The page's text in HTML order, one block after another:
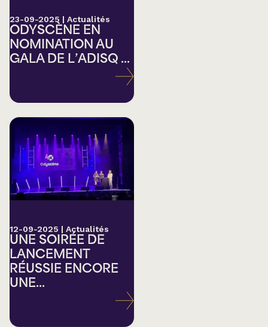
23-09-2025 | Actualités
ODYSCÈNE EN
NOMINATION AU
GALA DE L’ADISQ ...
12-09-2025 | Actualités
UNE SOIRÉE DE
LANCEMENT
RÉUSSIE ENCORE
UNE...